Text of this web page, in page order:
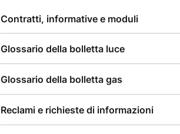
Contratti, informative e moduli
Glossario della bolletta luce
Glossario della bolletta gas
Reclami e richieste di informazioni